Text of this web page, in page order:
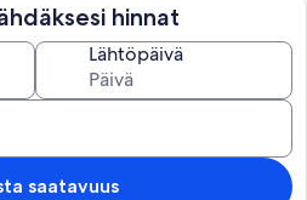
hinnat
Lähtöpäivä
saatavuus